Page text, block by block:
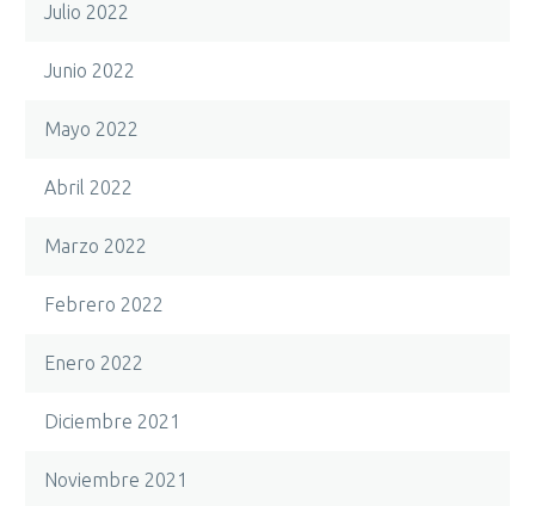
Julio 2022
Junio 2022
Mayo 2022
Abril 2022
Marzo 2022
Febrero 2022
Enero 2022
Diciembre 2021
Noviembre 2021